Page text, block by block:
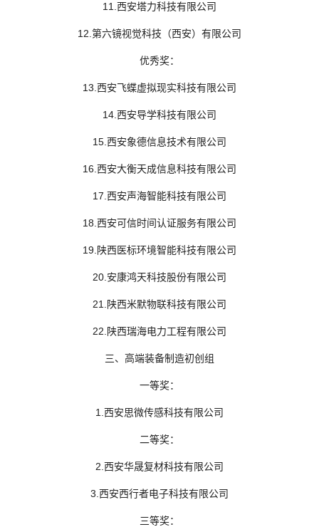
11.西安塔力科技有限公司
12.第六镜视觉科技（西安）有限公司
优秀奖：
13.西安飞蝶虚拟现实科技有限公司
14.西安导学科技有限公司
15.西安象德信息技术有限公司
16.西安大衡天成信息科技有限公司
17.西安声海智能科技有限公司
18.西安可信时间认证服务有限公司
19.陕西医标环境智能科技有限公司
20.安康鸿天科技股份有限公司
21.陕西米默物联科技有限公司
22.陕西瑞海电力工程有限公司
三、高端装备制造初创组
一等奖：
1.西安思微传感科技有限公司
二等奖：
2.西安华晟复材科技有限公司
3.西安西行者电子科技有限公司
三等奖：